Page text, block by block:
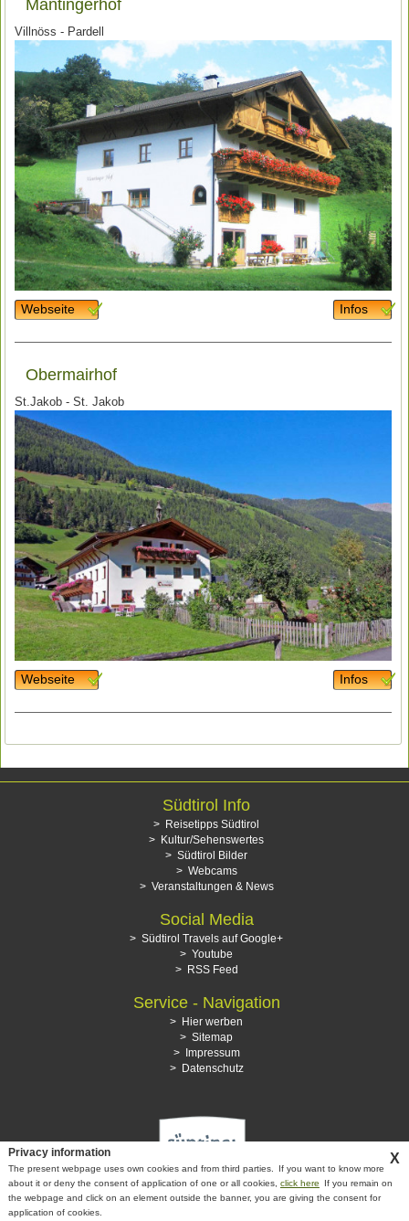
Mantingerhof
Villnöss - Pardell
Webseite Infos
Obermairhof
St.Jakob - St. Jakob
Webseite Infos
Südtirol Info
Reisetipps Südtirol
Kultur/Sehenswertes
Südtirol Bilder
Webcams
Veranstaltungen & News
Social Media
Südtirol Travels auf Google+
Youtube
RSS Feed
Service - Navigation
Hier werben
Sitemap
Impressum
Datenschutz
© Copyright
Privacy information
The present webpage uses own cookies and from third parties.
If you want to know more
about it or deny the consent of application of one or all cookies, click here
If you remain on
the webpage and click on an element outside the banner, you are giving the consent for
application of cookies.
X